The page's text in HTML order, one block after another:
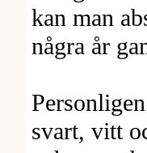
kan man
några år
svart, vitt